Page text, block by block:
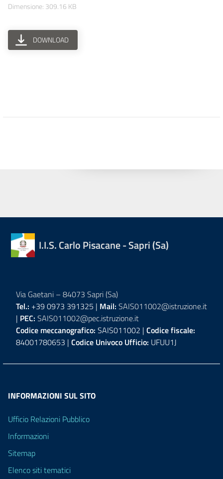
Dimensione: 309.16 KB
DOWNLOAD
I.I.S. Carlo Pisacane - Sapri (Sa)
Via Gaetani – 84073 Sapri (Sa)
Tel.: +39 0973 391325 | Mail: SAIS011002@istruzione.it
| PEC: SAIS011002@pec.istruzione.it
Codice meccanografico: SAIS011002 | Codice fiscale:
84001780653 | Codice Univoco Ufficio: UFUU1J
INFORMAZIONI SUL SITO
Ufficio Relazioni Pubblico
Informazioni
Sitemap
Elenco siti tematici